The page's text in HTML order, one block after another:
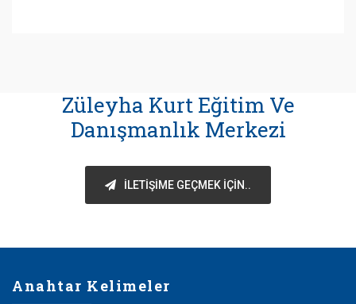
Züleyha Kurt Eğitim Ve
Danışmanlık Merkezi
İLETIŞIME GEÇMEK IÇIN..
Anahtar Kelimeler